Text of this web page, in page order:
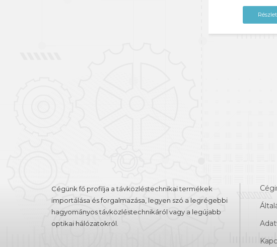
Cégünk fő profilja a távközléstechnikai termékek
importálása és forgalmazása, legyen szó a legrégebbi
hagyományos távközléstechnikáról vagy a legújabb
optikai hálózatokról.